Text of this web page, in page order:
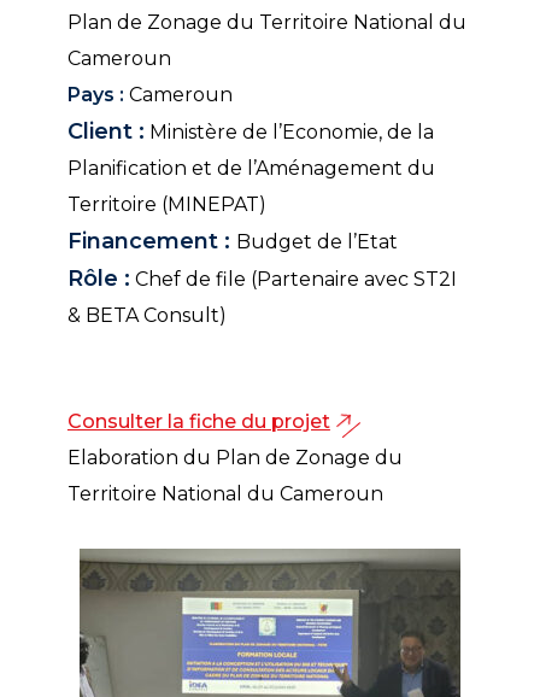
Plan de Zonage du Territoire National du
Cameroun
Pays : Cameroun
Client : Ministère de l’Economie, de la
Planification et de l’Aménagement du
Territoire (MINEPAT)
Financement : Budget de l’Etat
Rôle : Chef de file (Partenaire avec ST2I
& BETA Consult)
Consulter la fiche du projet
Elaboration du Plan de Zonage du
Territoire National du Cameroun